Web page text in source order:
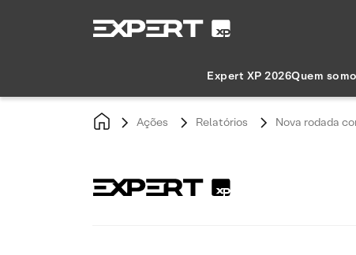
Expert XP 2026Quem
Ações Relatórios Nova rodada